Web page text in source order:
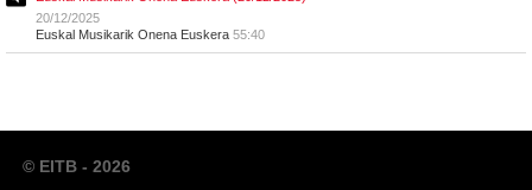
20/12/2025
Euskal Musikarik Onena Euskera 55:40
© EITB - 2026